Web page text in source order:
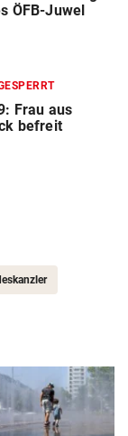
ÖFB-Juwel
Frau aus
befreit